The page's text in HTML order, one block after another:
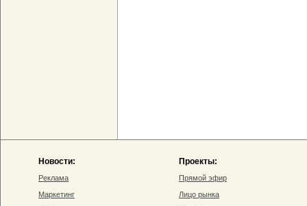
Новости:
Реклама
Маркетинг
Проекты:
Прямой эфир
Лицо рынка